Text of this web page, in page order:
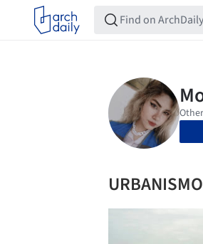
URBANISMO